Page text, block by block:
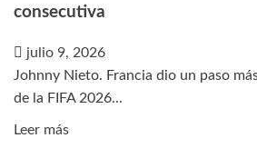
de
FIFA
consecutiva
julio 9, 2026
Johnny Nieto. Francia dio un paso
de la FIFA 2026...
Leer másLeer